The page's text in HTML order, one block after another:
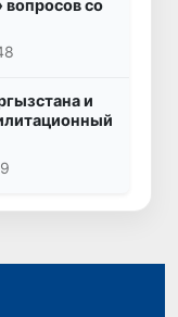
вопросов со
и